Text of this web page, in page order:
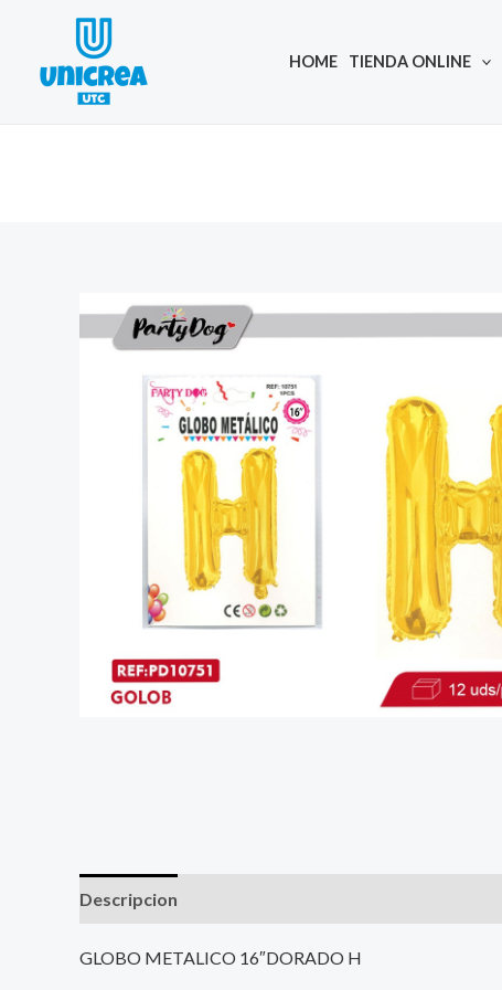
content
HOME TIENDA ONLINE
Descripcion
GLOBO METALICO 16″DORADO H